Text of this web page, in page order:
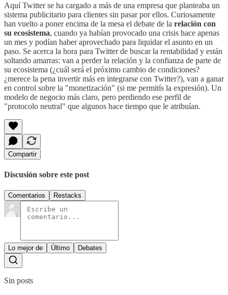
Aquí Twitter se ha cargado a más de una empresa que planteaba un
sistema publicitario para clientes sin pasar por ellos. Curiosamente
han vuelto a poner encima de la mesa el debate de la relación con
su ecosistema, cuando ya habían provocado una crisis hace apenas
un mes y podían haber aprovechado para liquidar el asunto en un
paso. Se acerca la hora para Twitter de buscar la rentabilidad y están
soltando amarras: van a perder la relación y la confianza de parte de
su ecosistema (¿cuál será el próximo cambio de condiciones?
¿merece la pena invertir más en integrarse con Twitter?), van a ganar
en control sobre la "monetización" (si me permitís la expresión). Un
modelo de negocio más claro, pero perdiendo ese perfil de
"protocolo neutral" que algunos hace tiempo que le atribuían.
Compartir
Discusión sobre este post
Comentarios Restacks
Lo mejor de Último Debates
Sin posts